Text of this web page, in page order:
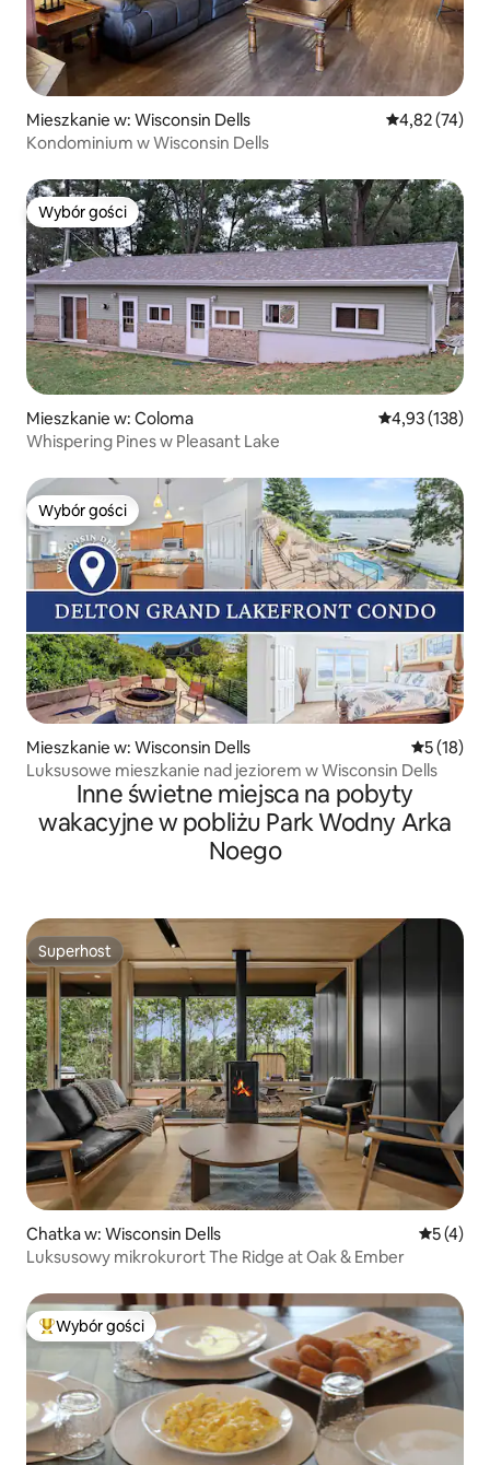
Mieszkanie w: Wisconsin Dells Średnia
4,82 (74)
Kondominium w Wisconsin Dells
Wybór gości
Wybór gości
Mieszkanie w: Coloma Średnia
4,93 (138)
Whispering Pines w Pleasant Lake
Wybór gości
Wybór gości
Mieszkanie w: Wisconsin Dells Średnia
5 (18)
Luksusowe mieszkanie nad jeziorem w Wisconsin Dells
Inne świetne miejsca na pobyty
wakacyjne w pobliżu Park Wodny Arka
Noego
Superhost
Superhost
Chatka w: Wisconsin Dells Średnia
5 (4)
Luksusowy mikrokurort The Ridge at Oak & Ember
Najpopularniejsze z kategorii Wybór gości
Wybór gości